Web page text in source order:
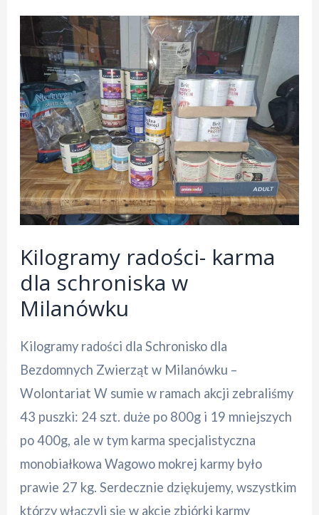
Kilogramy radości- karma
dla schroniska w
Milanówku
Kilogramy radości dla Schronisko dla
Bezdomnych Zwierząt w Milanówku –
Wolontariat W sumie w ramach akcji zebraliśmy
43 puszki: 24 szt. duże po 800g i 19 mniejszych
po 400g, ale w tym karma specjalistyczna
monobiałkowa Wagowo mokrej karmy było
prawie 27 kg. Serdecznie dziękujemy, wszystkim
którzy włączyli się w akcje zbiórki karmy